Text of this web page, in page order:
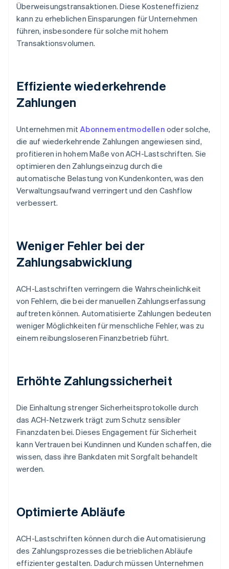
Überweisungstransaktionen. Diese Kosteneffizienz
kann zu erheblichen Einsparungen für Unternehmen
führen, insbesondere für solche mit hohem
Transaktionsvolumen.
Effiziente wiederkehrende
Zahlungen
Unternehmen mitAbonnementmodellen oder solche,
die auf wiederkehrende Zahlungen angewiesen sind,
profitieren in hohem Maße von ACH-Lastschriften. Sie
optimieren den Zahlungseinzug durch die
automatische Belastung von Kundenkonten, was den
Verwaltungsaufwand verringert und den Cashflow
verbessert.
Weniger Fehler bei der
Zahlungsabwicklung
ACH-Lastschriften verringern die Wahrscheinlichkeit
von Fehlern, die bei der manuellen Zahlungserfassung
auftreten können. Automatisierte Zahlungen bedeuten
weniger Möglichkeiten für menschliche Fehler, was zu
einem reibungsloseren Finanzbetrieb führt.
Erhöhte Zahlungssicherheit
Die Einhaltung strenger Sicherheitsprotokolle durch
das ACH-Netzwerk trägt zum Schutz sensibler
Finanzdaten bei. Dieses Engagement für Sicherheit
kann Vertrauen bei Kundinnen und Kunden schaffen, die
wissen, dass ihre Bankdaten mit Sorgfalt behandelt
werden.
Optimierte Abläufe
ACH-Lastschriften können durch die Automatisierung
des Zahlungsprozesses die betrieblichen Abläufe
effizienter gestalten. Dadurch müssen Unternehmen